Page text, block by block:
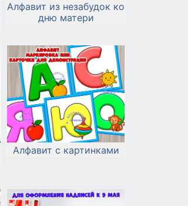
Алфавит из незабудок ко
дню матери
Алфавит с картинками